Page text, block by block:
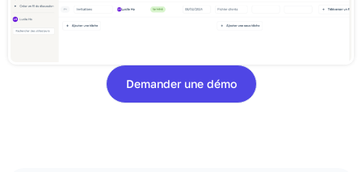
Demander une démo